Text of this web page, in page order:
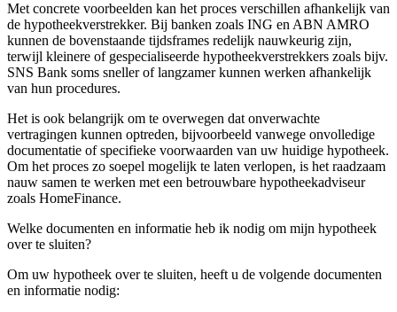
Met concrete voorbeelden kan het proces verschillen afhankelijk van
de hypotheekverstrekker. Bij banken zoals ING en ABN AMRO
kunnen de bovenstaande tijdsframes redelijk nauwkeurig zijn,
terwijl kleinere of gespecialiseerde hypotheekverstrekkers zoals bijv.
SNS Bank soms sneller of langzamer kunnen werken afhankelijk
van hun procedures.
Het is ook belangrijk om te overwegen dat onverwachte
vertragingen kunnen optreden, bijvoorbeeld vanwege onvolledige
documentatie of specifieke voorwaarden van uw huidige hypotheek.
Om het proces zo soepel mogelijk te laten verlopen, is het raadzaam
nauw samen te werken met een betrouwbare hypotheekadviseur
zoals HomeFinance.
Welke documenten en informatie heb ik nodig om mijn hypotheek
over te sluiten?
Om uw hypotheek over te sluiten, heeft u de volgende documenten
en informatie nodig: